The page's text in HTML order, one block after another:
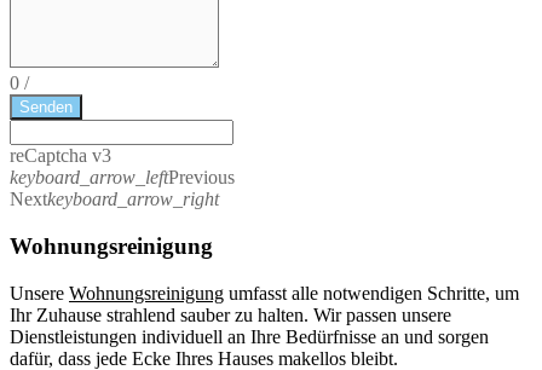
0 /
Senden
reCaptcha v3
keyboard_arrow_leftPrevious
Nextkeyboard_arrow_right
Wohnungsreinigung
Unsere Wohnungsreinigung umfasst alle notwendigen Schritte, um
Ihr Zuhause strahlend sauber zu halten. Wir passen unsere
Dienstleistungen individuell an Ihre Bedürfnisse an und sorgen
dafür, dass jede Ecke Ihres Hauses makellos bleibt.